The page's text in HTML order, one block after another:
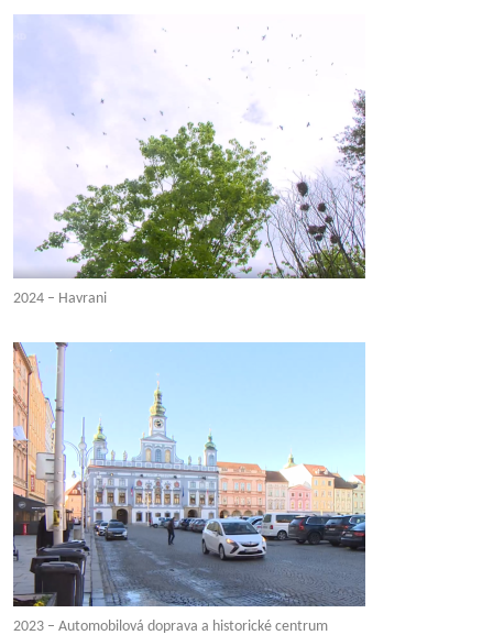
2024 – Havrani
2023 – Automobilová doprava a historické centrum